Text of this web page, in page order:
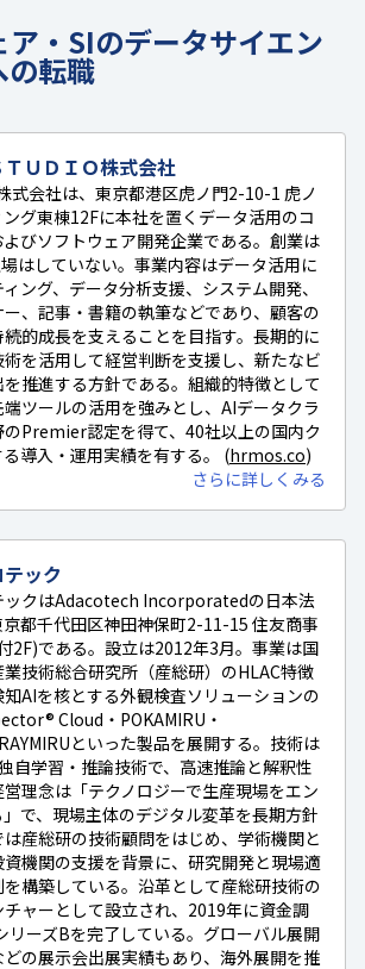
ア・SIのデータサイエン
の転職
ＵＤＩＯ株式会社
式会社は、東京都港区虎ノ門2-10-1 虎ノ
グ東棟12Fに本社を置くデータ活用のコ
びソフトウェア開発企業である。創業は
はしていない。事業内容はデータ活用に
ング、データ分析支援、システム開発、
、記事・書籍の執筆などであり、顧客の
的成長を支えることを目指す。長期的に
を活用して経営判断を支援し、新たなビ
推進する方針である。組織的特徴として
ツールの活用を強みとし、AIデータクラ
のPremier認定を得て、40社以上の国内ク
導入・運用実績を有する。 (hrmos.co)
さらに詳しくみる
ック
ックはAdacotech Incorporatedの日本法
都千代田区神田神保町2-11-15 住友商事
2F)である。設立は2012年3月。事業は国
技術総合研究所（産総研）のHLAC特徴
AIを核とする外観検査ソリューションの
Cloud・POKAMIRU・
といった製品を展開する。技術は
自学習・推論技術で、高速推論と解釈性
理念は「テクノロジーで生産現場をエン
で、現場主体のデジタル変革を長期方針
産総研の技術顧問をはじめ、学術機関と
機関の支援を背景に、研究開発と現場適
構築している。沿革として産総研技術の
ャーとして設立され、2019年に資金調
リーズBを完了している。グローバル展開
の展示会出展実績もあり、海外展開を推